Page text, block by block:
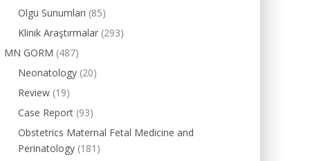
Olgu Sunumları (85)
Klinik Araştırmalar (293)
MN GORM (487)
Neonatology (20)
Review (19)
Case Report (93)
Obstetrics Maternal Fetal Medicine and
Perinatology (181)